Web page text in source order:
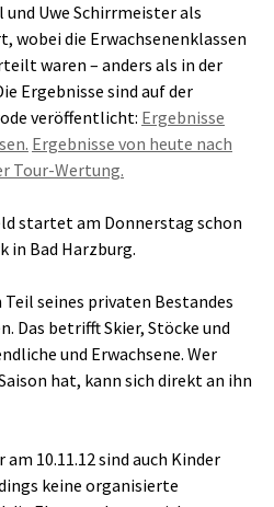
und Uwe Schirrmeister als
wobei die Erwachsenenklassen
waren – anders als in der
Ergebnisse sind auf der
veröffentlicht: Ergebnisse
Ergebnisse von heute nach
Tour-Wertung.
startet am Donnerstag schon
in Bad Harzburg.
seines privaten Bestandes
Das betrifft Skier, Stöcke und
und Erwachsene. Wer
hat, kann sich direkt an ihn
10.11.12 sind auch Kinder
keine organisierte